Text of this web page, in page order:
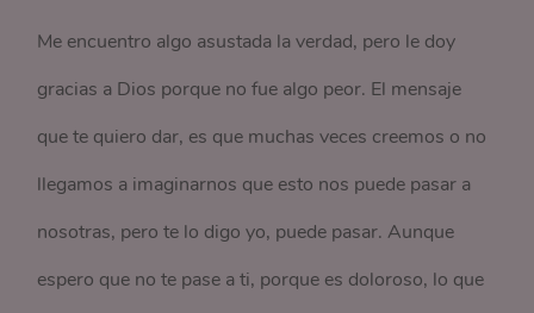
Me encuentro algo asustada la verdad, pero le doy
gracias a Dios porque no fue algo peor. El mensaje
que te quiero dar, es que muchas veces creemos o no
llegamos a imaginarnos que esto nos puede pasar a
nosotras, pero te lo digo yo, puede pasar. Aunque
espero que no te pase a ti, porque es doloroso, lo que